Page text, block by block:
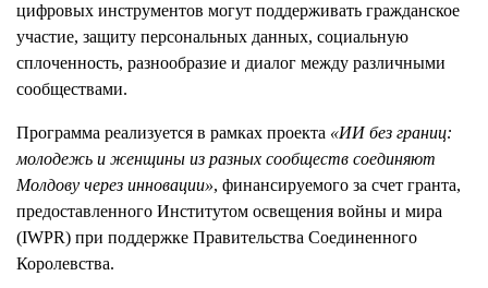
цифровых инструментов могут поддерживать гражданское
участие, защиту персональных данных, социальную
сплоченность, разнообразие и диалог между различными
сообществами.
Программа реализуется в рамках проекта «ИИ без границ:
молодежь и женщины из разных сообществ соединяют
Молдову через инновации», финансируемого за счет гранта,
предоставленного Институтом освещения войны и мира
(IWPR) при поддержке Правительства Соединенного
Королевства.